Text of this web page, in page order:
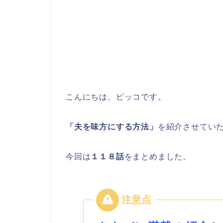
こんにちは、ピッコです。
「夫を味方にする方法」 を紹介させてい
今回は １１８ 話をまとめました。